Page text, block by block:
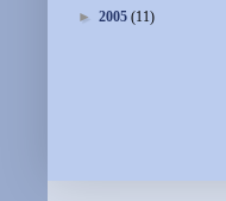
► 2005 (11)